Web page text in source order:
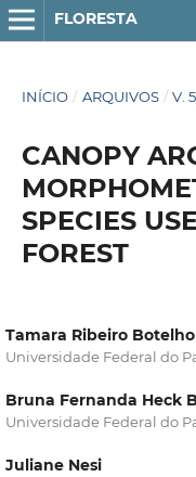
FLORESTA
INÍCIO / ARQUIVOS / V.
CANOPY
SPECIES
FOREST
Tamara Ribeiro
Universidade Federal do
Bruna Fernanda Heck
Universidade Federal do
Juliane Nesi